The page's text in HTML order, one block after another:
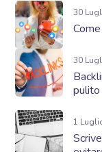
30
30
1